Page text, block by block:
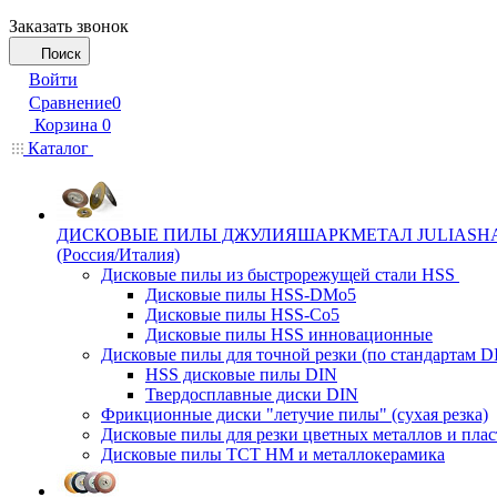
Заказать звонок
Поиск
Войти
Сравнение0
Корзина 0
Каталог
ДИСКОВЫЕ ПИЛЫ ДЖУЛИЯШАРКМЕТАЛ
(Россия/Италия)
Дисковые пилы из быстрорежущей стали HSS
Дисковые пилы HSS-DMo5
Дисковые пилы HSS-Co5
Дисковые пилы HSS инновационные
Дисковые пилы для точной резки (по стандартам
HSS дисковые пилы DIN
Твердосплавные диски DIN
Фрикционные диски "летучие пилы" (сухая резка)
Дисковые пилы для резки цветных металлов и
Дисковые пилы ТСТ НМ и металлокерамика